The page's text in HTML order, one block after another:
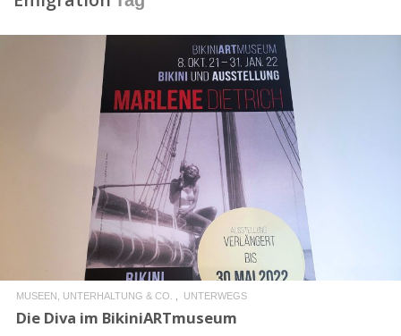
READ MORE
MUSEEN, UNTERHALTUNG & CO. UNTERWEGS
Die Diva im BikiniARTmuseum